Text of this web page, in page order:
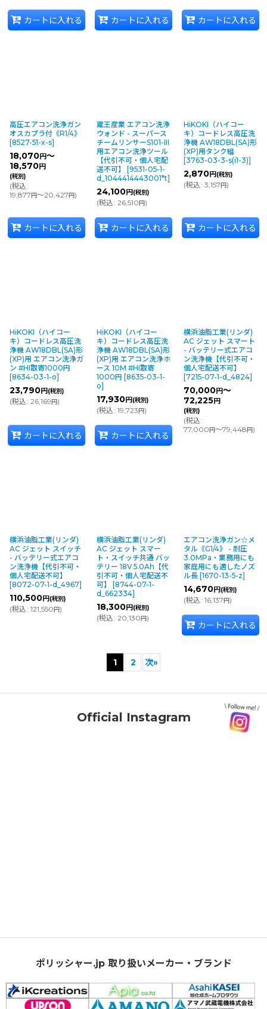
カートに入れる カートに入れる カートに入れる
高圧エアコン洗浄ガン
オスカプラ付《R1/4》
[8527-51-x-s]
18,070円～
18,570円
(税別)
(税込:
19,877円～20,427円)
カートに入れる
蔵王産業 エアコン洗浄
ウォンド - スーパース
チームリンサーS101-III
用エアコン洗浄ツール
【代引不可・個人宅配
送不可】
[9531-05-1-
d_1044414443001*t]
24,100円(税別)
(税込: 26,510円)
カートに入れる
HiKOKI（ハイコー
キ）コードレス高圧洗
浄機 AW18DBL(SA)形
(XP)用タンク組
[3763-03-3-s(i1-3)]
2,870円(税別)
(税込: 3,157円)
カートに入れる
HiKOKI（ハイコー
キ）コードレス高圧洗
浄機 AW18DBL(SA)形
(XP)用 エアコン洗浄ガ
ン #HI取寄1000円
[8634-03-1-o]
23,790円(税別)
(税込: 26,169円)
カートに入れる
HiKOKI（ハイコー
キ）コードレス高圧洗
浄機 AW18DBL(SA)形
(XP)用 エアコン洗浄ホ
ース 10M #HI取寄
1000円 [8635-03-1-
o]
17,930円(税別)
(税込: 19,723円)
カートに入れる
横浜油脂工業(リンダ)
AC ジェット スマート
- バッテリー式エアコ
ン洗浄機【代引不可・
個人宅配送不可】
[7215-07-1-d_4824]
70,000円～
72,225円
(税別)
(税込:
77,000円～79,448円)
横浜油脂工業(リンダ)
AC ジェット スイッチ
- バッテリー式エアコ
ン洗浄機【代引不可・
個人宅配送不可】
[8072-07-1-d_4967]
110,500円(税別)
(税込: 121,550円)
横浜油脂工業(リンダ)
AC ジェット スマー
ト・スイッチ共通 バッ
テリー 18V 5.0Ah【代
引不可・個人宅配送不
可】
[8744-07-1-
d_662334]
18,300円(税別)
(税込: 20,130円)
エアコン洗浄ガン☆メ
タル《G1/4》 - 耐圧
3.0MPa・業務用にも
家庭用にも適したノズ
ル長 [1670-13-5-z]
14,670円(税別)
(税込: 16,137円)
カートに入れる
1 2 次»
Official Instagram
ポリッシャー.jp 取り扱いメーカー・ブランド